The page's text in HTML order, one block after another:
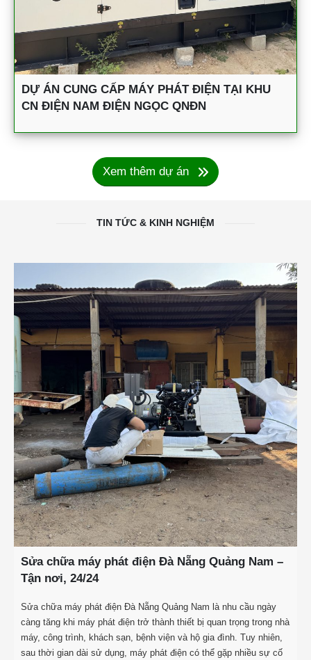
DỰ ÁN CUNG CẤP MÁY PHÁT ĐIỆN TẠI KHU
CN ĐIỆN NAM ĐIỆN NGỌC QNĐN
Xem thêm dự án
TIN TỨC & KINH NGHIỆM
Sửa chữa máy phát điện Đà Nẵng Quảng Nam –
Tận nơi, 24/24
Sửa chữa máy phát điện Đà Nẵng Quảng Nam là nhu cầu ngày
càng tăng khi máy phát điện trở thành thiết bị quan trọng trong nhà
máy, công trình, khách sạn, bệnh viện và hộ gia đình. Tuy nhiên,
sau thời gian dài sử dụng, máy phát điện có thể gặp nhiều sự cố